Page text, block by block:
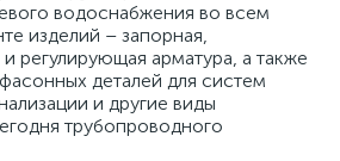
водоснабжения во всем
изделий – запорная,
регулирующая арматура, а также
деталей для систем
и другие виды
трубопроводного